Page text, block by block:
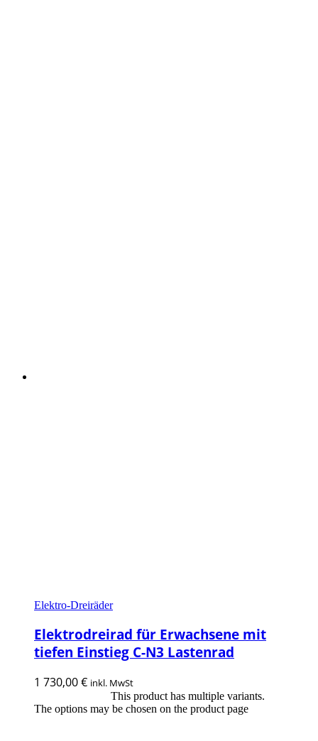
Elektro-Dreiräder
Elektrodreirad für Erwachsene mit
tiefen Einstieg C-N3 Lastenrad
1 730,00€ inkl. MwSt
This product has multiple variants.
The options may be chosen on the product page